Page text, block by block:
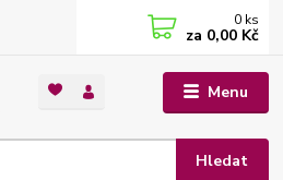
Menu
Hledat
0 ks
za 0,00 Kč